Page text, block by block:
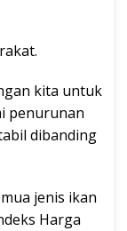
kita untuk
penurunan
dibanding
jenis ikan
Harga